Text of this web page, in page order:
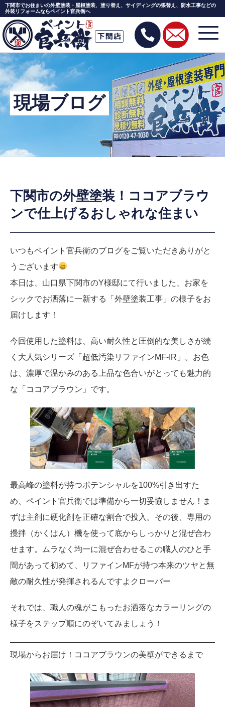
Skip
to
the
content
下関市でお住まいの外壁塗装・屋根塗装、塗り替え、サイディングの張替え、防水工事などの
外装リフォームならペイント官兵衛へ
現場ブログ
下関市の外壁塗装！ココアブラウ
ンで仕上げるおしゃれな住まい
いつもペイント官兵衛のブログをご覧いただきありがと
うございます
本日は、山口県下関市のY様邸にて行いました、お家を
シックでお洒落に一新する「外壁塗装工事」の様子をお
届けします！
今回使用した塗料は、高い耐久性と圧倒的な美しさが続
く大人気シリーズ「超低汚染リファインMF-IR」。お色
は、濃厚で温かみのある上品な色合いがとっても魅力的
な「ココアブラウン」です。
最高峰の塗料が持つポテンシャルを100%引き出すた
め、ペイント官兵衛では準備から一切妥協しません！ま
ずは主剤に硬化剤を正確な割合で投入。その後、専用の
攪拌（かくはん）機を使って底からしっかりと混ぜ合わ
せます。ムラなく均一に混ぜ合わせるこの職人のひと手
間があって初めて、リファインMFが持つ本来のツヤと無
敵の耐久性が発揮されるんですよクローバー
それでは、職人の魂がこもったお洒落なカラーリングの
様子をステップ順にのぞいてみましょう！
現場からお届け！ココアブラウンの美壁ができるまで